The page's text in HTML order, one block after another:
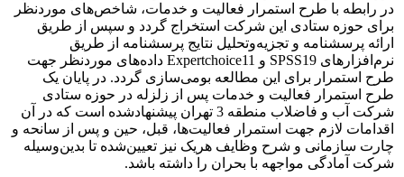
در رابطه با طرح استمرار فعالیت و خدمات، شاخص‌های موردنظر
برای حوزه ستادی این شرکت استخراج گردد و سپس از طریق
ارائه پرسشنامه و تجزیه‌وتحلیل نتایج پرسشنامه از طریق
نرم‌افزارهای SPSS19 و Expertchoice11 داده‌های موردنظر جهت
طرح استمرار برای این مطالعه بومی‌سازی گردد. در پایان یک
طرح استمرار فعالیت و خدمات پس از زلزله در حوزه ستادی
شرکت آب و فاضلاب منطقه 3 تهران پیشنهادشده است که در آن
اقدامات لازم جهت استمرار فعالیت‌ها، قبل، حین و پس از سانحه و
چارت سازمانی و شرح وظایف هریک نیز تعیین‌شده تا بدین‌وسیله
شرکت آمادگی مواجهه با بحران را داشته باشد.